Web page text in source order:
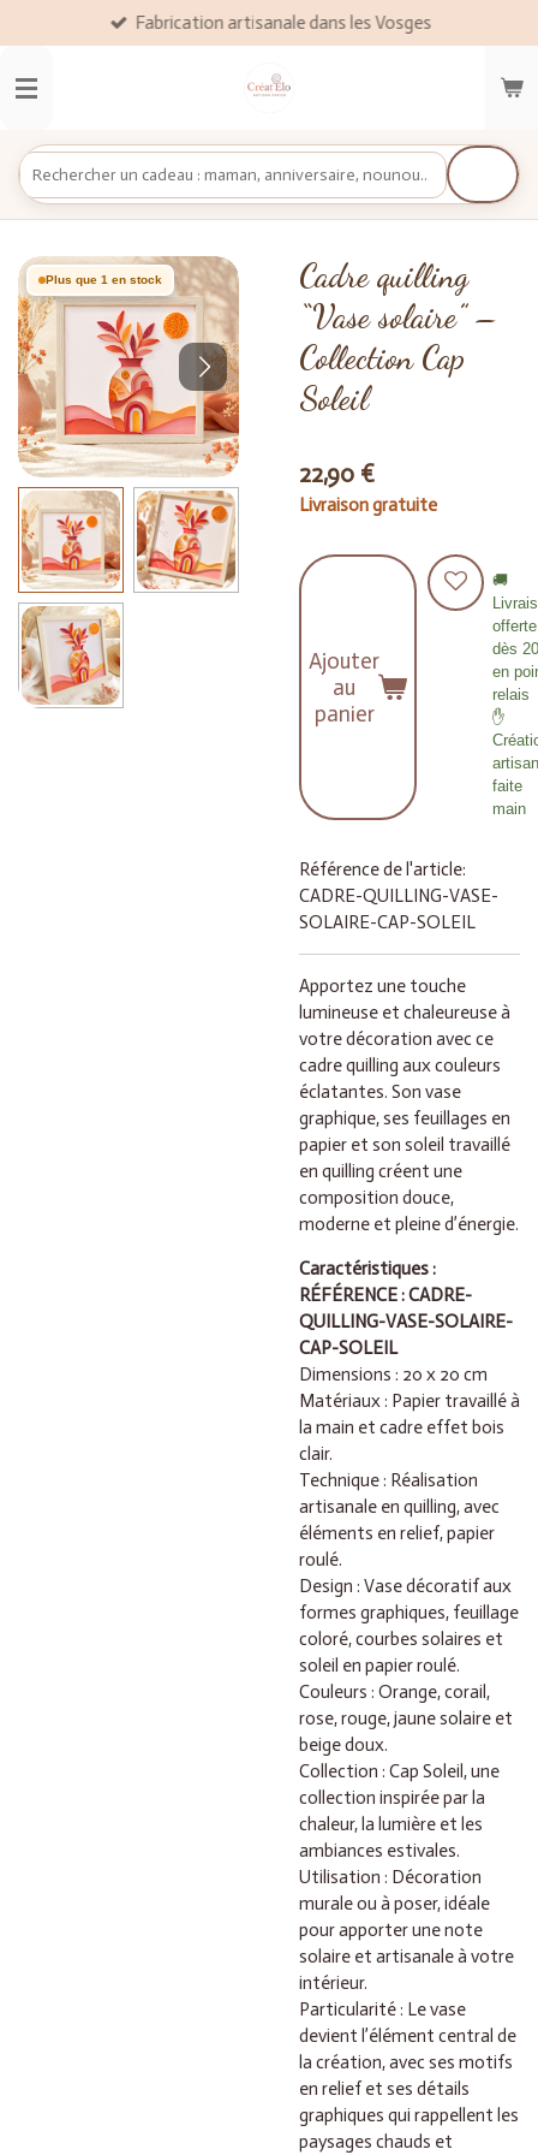
au
contenu
principal
Fabrication artisanale dans les Vosges
Cadre quilling
“Vase solaire” –
Collection Cap
Soleil
Plus que 1 en stock
22,90 €
Livraison gratuite
Ajouter
au
panier
🚚
offerte
dès
en
relais
✋
faite
main
Référence de l'article:
CADRE-QUILLING-VASE-
SOLAIRE-CAP-SOLEIL
Apportez une touche
lumineuse et chaleureuse à
votre décoration avec ce
cadre quilling aux couleurs
éclatantes. Son vase
graphique, ses feuillages en
papier et son soleil travaillé
en quilling créent une
composition douce,
moderne et pleine d’énergie.
Caractéristiques :
RÉFÉRENCE : CADRE-
QUILLING-VASE-SOLAIRE-
CAP-SOLEIL
Dimensions : 20 x 20 cm
Matériaux : Papier travaillé à
la main et cadre effet bois
clair.
Technique : Réalisation
artisanale en quilling, avec
éléments en relief, papier
roulé.
Design : Vase décoratif aux
formes graphiques, feuillage
coloré, courbes solaires et
soleil en papier roulé.
Couleurs : Orange, corail,
rose, rouge, jaune solaire et
beige doux.
Collection : Cap Soleil, une
collection inspirée par la
chaleur, la lumière et les
ambiances estivales.
Utilisation : Décoration
murale ou à poser, idéale
pour apporter une note
solaire et artisanale à votre
intérieur.
Particularité : Le vase
devient l’élément central de
la création, avec ses motifs
en relief et ses détails
graphiques qui rappellent les
paysages chauds et